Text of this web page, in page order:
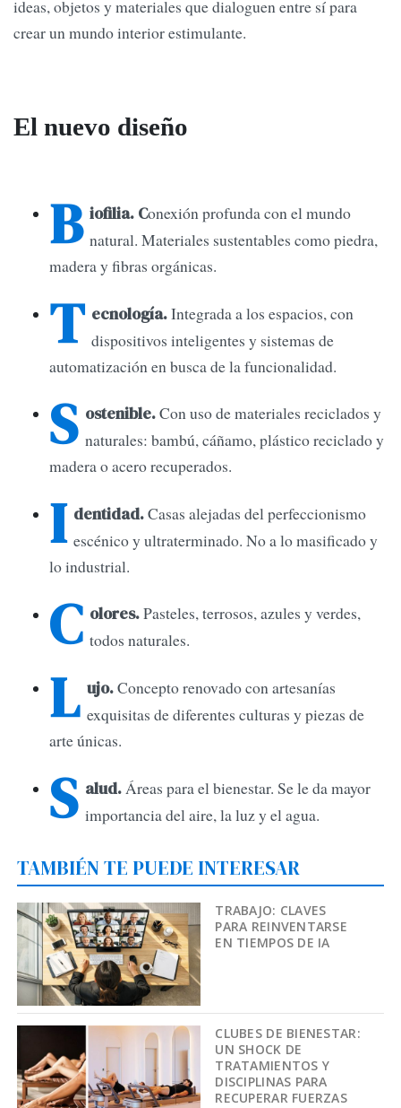
ideas, objetos y materiales que dialoguen entre sí para
crear un mundo interior estimulante.
El nuevo diseño
B iofilia. Conexión profunda con el mundo
natural. Materiales sustentables como piedra,
madera y fibras orgánicas.
T ecnología.Integrada a los espacios, con
dispositivos inteligentes y sistemas de
automatización en busca de la funcionalidad.
S ostenible.Con uso de materiales reciclados y
naturales: bambú, cáñamo, plástico reciclado y
madera o acero recuperados.
I dentidad.Casas alejadas del perfeccionismo
escénico y ultraterminado. No a lo masificado y
lo industrial.
C olores.Pasteles, terrosos, azules y verdes,
todos naturales.
L ujo.Concepto renovado con artesanías
exquisitas de diferentes culturas y piezas de
arte únicas.
S alud. Áreas para el bienestar. Se le da mayor
importancia del aire, la luz y el agua.
TAMBIÉN TE PUEDE INTERESAR
TRABAJO: CLAVES
PARA REINVENTARSE
EN TIEMPOS DE IA
CLUBES DE BIENESTAR:
UN SHOCK DE
TRATAMIENTOS Y
DISCIPLINAS PARA
RECUPERAR FUERZAS